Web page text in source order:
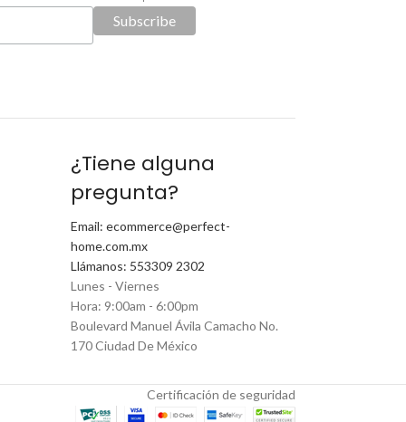
¿Tiene alguna
pregunta?
Email: ecommerce@perfect-
home.com.mx
Llámanos: 553309 2302
Lunes - Viernes
Hora: 9:00am - 6:00pm
Boulevard Manuel Ávila Camacho No.
170 Ciudad De México
Certificación de seguridad